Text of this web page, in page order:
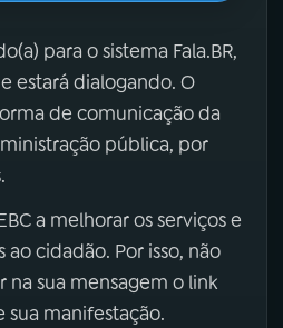
para o sistema Fala.BR,
estará dialogando. O
de comunicação da
pública, por
a melhorar os serviços e
cidadão. Por isso, não
na sua mensagem o link
manifestação.